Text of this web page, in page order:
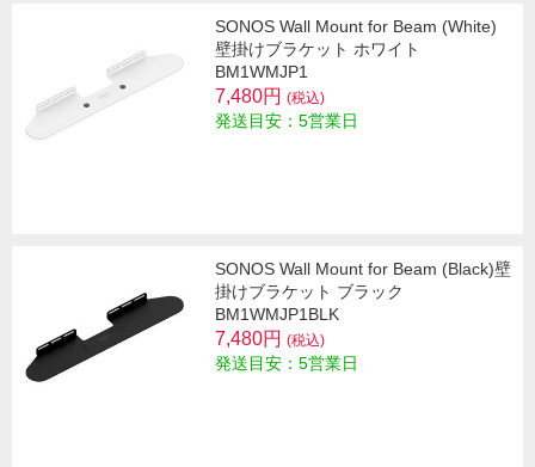
SONOS Wall Mount for Beam (White)
壁掛けブラケット ホワイト
BM1WMJP1
7,480円 (税込)
発送目安：5営業日
SONOS Wall Mount for Beam (Black)壁
掛けブラケット ブラック
BM1WMJP1BLK
7,480円 (税込)
発送目安：5営業日